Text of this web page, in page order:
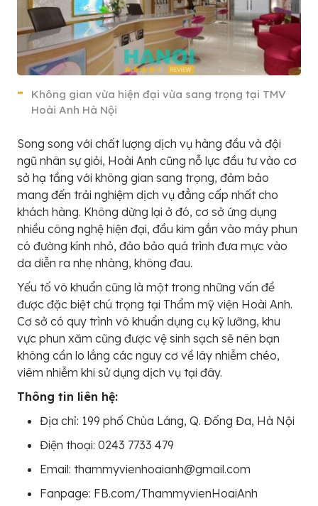
Không gian vừa hiện đại vừa sang trọng tại TMV
Hoài Anh Hà Nội
Song song với chất lượng dịch vụ hàng đầu và đội
ngũ nhân sự giỏi, Hoài Anh cũng nỗ lực đầu tư vào cơ
sở hạ tầng với không gian sang trọng, đảm bảo
mang đến trải nghiệm dịch vụ đẳng cấp nhất cho
khách hàng. Không dừng lại ở đó, cơ sở ứng dụng
nhiều công nghệ hiện đại, đầu kim gắn vào máy phun
có đường kính nhỏ, đảo bảo quá trình đưa mực vào
da diễn ra nhẹ nhàng, không đau.
Yếu tố vô khuẩn cũng là một trong những vấn đề
được đặc biệt chú trọng tại Thẩm mỹ viện Hoài Anh.
Cơ sở có quy trình vô khuẩn dụng cụ kỹ lưỡng, khu
vực phun xăm cũng được vệ sinh sạch sẽ nên bạn
không cần lo lắng các nguy cơ về lây nhiễm chéo,
viêm nhiễm khi sử dụng dịch vụ tại đây.
Thông tin liên hệ:
Địa chỉ: 199 phố Chùa Láng, Q. Đống Đa, Hà Nội
Điện thoại: 0243 7733 479
Email: thammyvienhoaianh@gmail.com
Fanpage: FB.com/ThammyvienHoaiAnh